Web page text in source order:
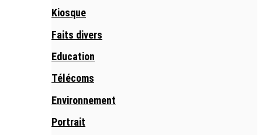
Kiosque
Faits divers
Education
Télécoms
Environnement
Portrait